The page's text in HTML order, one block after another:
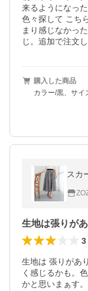
来るようになっ
色々探して こち
まり感じなかっ
じ。追加で注文し
購入した商品
カラー/黒、サイ
スカ
3
生地は 張りがあ
く感じるかも。
かと思いまぁす